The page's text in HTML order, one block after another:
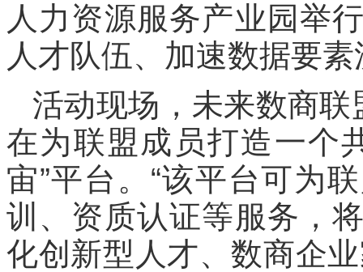
人力资源服务产业园举
人才队伍、加速数据要
活动现场，未来数商联
在为联盟成员打造一个
宙”平台。“该平台可为
训、资质认证等服务，
化创新型人才、数商企